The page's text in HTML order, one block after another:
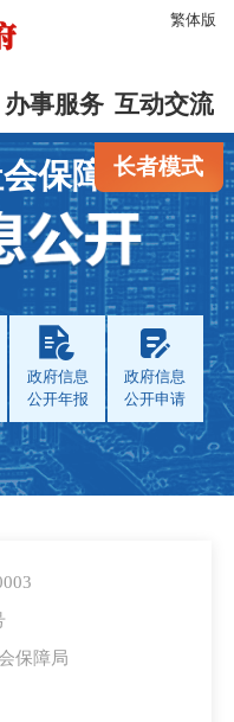
繁体版
办事服务 互动交流
长者模式
保障局
政府信息
公开年报
政府信息
公开申请
保障局